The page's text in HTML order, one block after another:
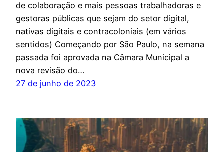
de colaboração e mais pessoas trabalhadoras e
gestoras públicas que sejam do setor digital,
nativas digitais e contracoloniais (em vários
sentidos) Começando por São Paulo, na semana
passada foi aprovada na Câmara Municipal a
nova revisão do…
27 de junho de 2023